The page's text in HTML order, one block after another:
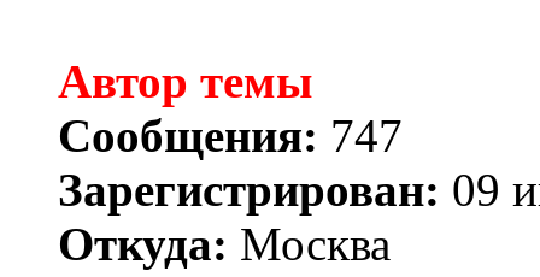
Автор темы
Сообщения: 747
Зарегистрирован: 09
Откуда: Москва